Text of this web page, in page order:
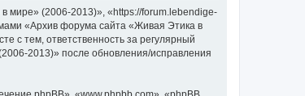
(2006-2013)», «https://forum.lebendige-
«Архив форума сайта «Живая Этика в
с тем, ответственность за регулярный
2013)» после обновления/исправления